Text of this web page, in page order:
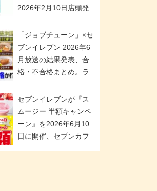
り
2026年2月10日店頭発
チョコ」「チョコ缶」
「ツインギフト」が登
場
「ジョブチューン」×セ
ブンイレブン 2026年6
月放送の結果発表、合
格・不合格まとめ。ラ
合格「金のハンバー
グ」。満場一致合格数
は6商品、合格数は2商
品。TVerでの見逃し配
セブンイレブンが『ス
ムージー 半額キャンペ
ーン』を2026年6月10
日に開催、セブンカフ